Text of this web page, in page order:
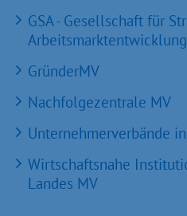
GSA - Gesellschaft für
GründerMV
Nachfolgezentrale MV
Unternehmerverbände
Wirtschaftsnahe
Landes MV